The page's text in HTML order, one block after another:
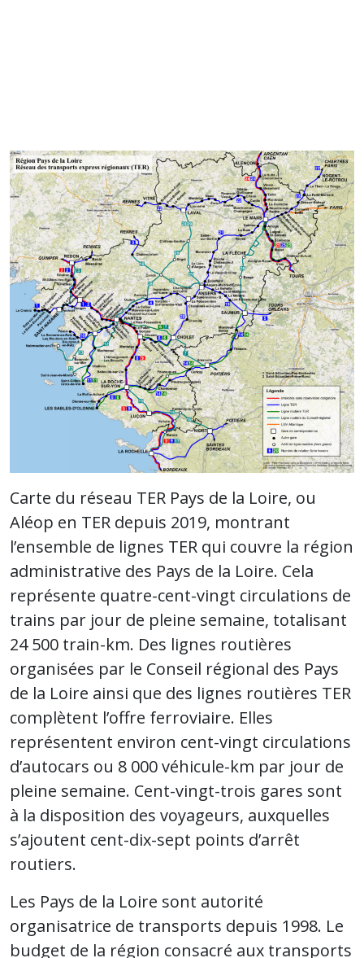
Carte du réseau TER Pays de la Loire, ou
Aléop en TER depuis 2019, montrant
l’ensemble de lignes TER qui couvre la région
administrative des Pays de la Loire. Cela
représente quatre-cent-vingt circulations de
trains par jour de pleine semaine, totalisant
24 500 train-km. Des lignes routières
organisées par le Conseil régional des Pays
de la Loire ainsi que des lignes routières TER
complètent l’offre ferroviaire. Elles
représentent environ cent-vingt circulations
d’autocars ou 8 000 véhicule-km par jour de
pleine semaine. Cent-vingt-trois gares sont
à la disposition des voyageurs, auxquelles
s’ajoutent cent-dix-sept points d’arrêt
routiers.
Les Pays de la Loire sont autorité
organisatrice de transports depuis 1998. Le
budget de la région consacré aux transports